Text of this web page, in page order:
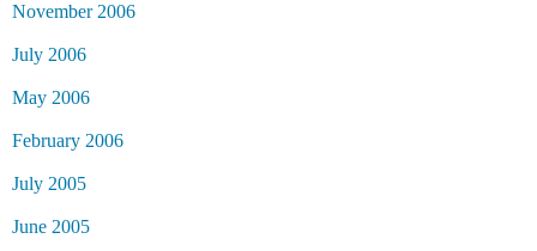
November 2006
July 2006
May 2006
February 2006
July 2005
June 2005